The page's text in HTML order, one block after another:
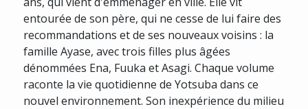
entourée de son père, qui ne cesse de lui faire des
recommandations et de ses nouveaux voisins : la
famille Ayase, avec trois filles plus âgées
dénommées Ena, Fuuka et Asagi. Chaque volume
raconte la vie quotidienne de Yotsuba dans ce
nouvel environnement. Son inexpérience du milieu